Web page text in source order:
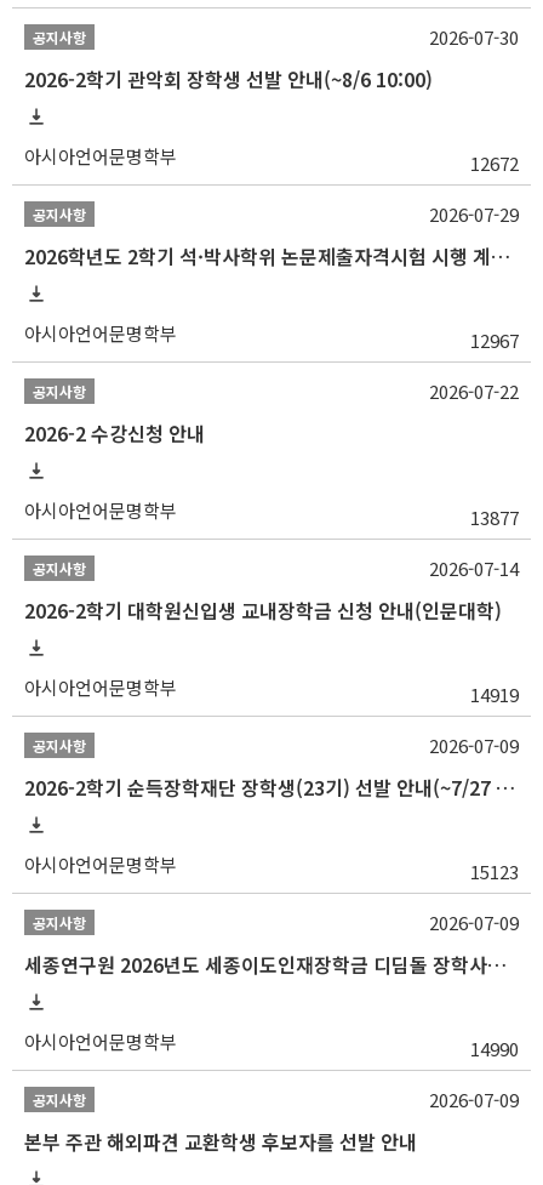
공지사항
2026-2학기 관악회 장학생 선발 안내(~8/6 10:00)
아시아언어문명학부 12672
2026-07-30
공지사항
2026학년도 2학기 석·박사학위 논문제출자격시험 시행 계획 공고
아시아언어문명학부 12967
2026-07-29
공지사항
2026-2 수강신청 안내
아시아언어문명학부 13877
2026-07-22
공지사항
2026-2학기 대학원신입생 교내장학금 신청 안내(인문대학)
아시아언어문명학부 14919
2026-07-14
공지사항
2026-2학기 순득장학재단 장학생(23기) 선발 안내(~7/27 10:00)
아시아언어문명학부 15123
2026-07-09
공지사항
세종연구원 2026년도 세종이도인재장학금 디딤돌 장학사업 학자금대출 관련분야(원금상환, 이자지원) 신청 사업 안내
아시아언어문명학부 14990
2026-07-09
공지사항
본부 주관 해외파견 교환학생 후보자를 선발 안내
2026-07-09